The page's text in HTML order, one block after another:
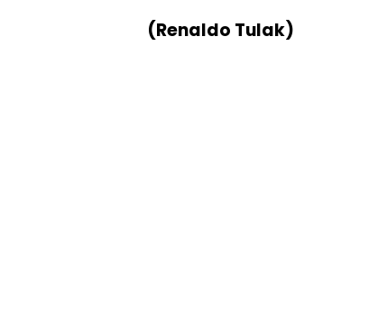
(Renaldo Tulak)